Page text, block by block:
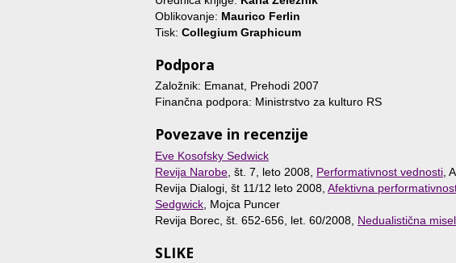
Oblikovanje: Maurico Ferlin
Tisk: Collegium Graphicum
Podpora
Založnik: Emanat, Prehodi 2007
Finančna podpora: Ministrstvo za kulturo RS
Povezave in recenzije
Eve Kosofsky Sedwick
Revija Narobe , št. 7, leto 2008, Performativnost vednosti ,
Revija Dialogi, št 11/12 leto 2008, Afektivna
Sedgwick , Mojca Puncer
Revija Borec, št. 652-656, let. 60/2008, Nedualistična misel
SLIKE